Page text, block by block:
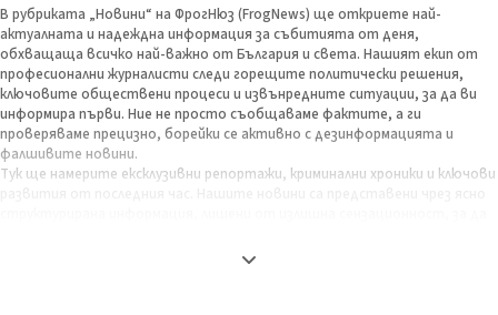
В рубриката „Новини“ на ФрогНюз (FrogNews) ще откриете най-
актуалната и надеждна информация за събитията от деня,
обхващаща всичко най-важно от България и света. Нашият екип от
професионални журналисти следи горещите политически решения,
ключовите обществени процеси и извънредните ситуации, за да ви
информира първи. Ние не просто съобщаваме фактите, а ги
проверяваме прецизно, борейки се активно с дезинформацията и
фалшивите новини.
Тук ще намерите ексклузивни репортажи, криминални хроники и ключови
пълната картина на деня, за да можете сами да изградите своето